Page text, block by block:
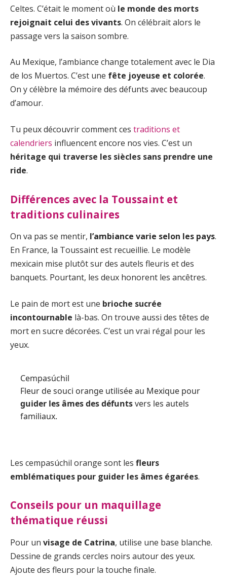
Celtes. C’était le moment où le monde des morts
rejoignait celui des vivants. On célébrait alors le
passage vers la saison sombre.
Au Mexique, l’ambiance change totalement avec le Dia
de los Muertos. C’est une fête joyeuse et colorée.
On y célèbre la mémoire des défunts avec beaucoup
d’amour.
Tu peux découvrir comment ces traditions et
calendriers influencent encore nos vies. C’est un
héritage qui traverse les siècles sans prendre une
ride.
Différences avec la Toussaint et
traditions culinaires
On va pas se mentir, l’ambiance varie selon les pays.
En France, la Toussaint est recueillie. Le modèle
mexicain mise plutôt sur des autels fleuris et des
banquets. Pourtant, les deux honorent les ancêtres.
Le pain de mort est une brioche sucrée
incontournable là-bas. On trouve aussi des têtes de
mort en sucre décorées. C’est un vrai régal pour les
yeux.
Cempasúchil
Fleur de souci orange utilisée au Mexique pour
guider les âmes des défuntsvers les autels
familiaux.
Les cempasúchil orange sont les fleurs
emblématiques pour guider les âmes égarées.
Conseils pour un maquillage
thématique réussi
Pour un visage de Catrina, utilise une base blanche.
Dessine de grands cercles noirs autour des yeux.
Ajoute des fleurs pour la touche finale.